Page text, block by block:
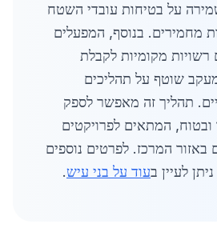
על בטיחות עובדי השטח
מחמירים. בנוסף, המפעלים
מקומיות לקבלת
שוטף על תהליכים
תהליך זה מאפשר לספק
ובטוח, המתאים לפרויקטים
באזור המרכז. לפרטים נוספים
לעיין בעוד על בני עיש.